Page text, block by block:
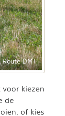
Route DMT
kiezen
de
of kies